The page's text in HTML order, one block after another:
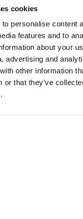
cookies
personalise content
features and to
about your
advertising and
other information
or that they’ve
Honda
14-102